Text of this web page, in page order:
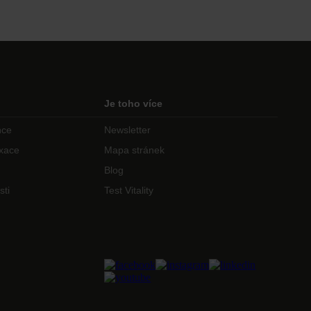
Je toho více
Newsletter
Mapa stránek
Blog
Test Vitality